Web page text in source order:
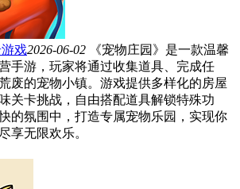
戏2026-06-02
《宠物庄园》是一款温馨
手游，玩家将通过收集道具、完成任
废的宠物小镇。游戏提供多样化的房屋
关卡挑战，自由搭配道具解锁特殊功
的氛围中，打造专属宠物乐园，实现你
享无限欢乐。